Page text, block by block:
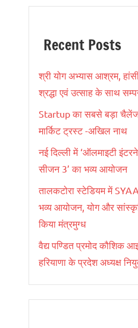
Recent Posts
श्री योग अभ्यास आश्रम,
श्रद्धा एवं उत्साह के साथ
Startup का सबसे बड़ा चैलेंज
मार्किट ट्रस्ट -अखिल नाथ
नई दिल्ली में ‘ऑलमाइटी
सीजन 3’ का भव्य आयोजन
तालकटोरा स्टेडियम में
भव्य आयोजन, योग और
किया मंत्रमुग्ध
वैद्य पण्डित प्रमोद कौशिक
हरियाणा के प्रदेश अध्यक्ष